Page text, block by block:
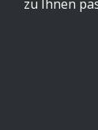
zu Ihnen